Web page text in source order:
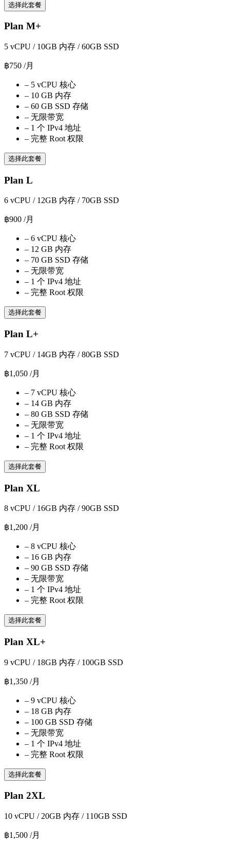
选择此套餐
Plan M+
5 vCPU / 10GB 内存 / 60GB SSD
฿750 /月
– 5 vCPU 核心
– 10 GB 内存
– 60 GB SSD 存储
– 无限带宽
– 1 个 IPv4 地址
– 完整 Root 权限
选择此套餐
Plan L
6 vCPU / 12GB 内存 / 70GB SSD
฿900 /月
– 6 vCPU 核心
– 12 GB 内存
– 70 GB SSD 存储
– 无限带宽
– 1 个 IPv4 地址
– 完整 Root 权限
选择此套餐
Plan L+
7 vCPU / 14GB 内存 / 80GB SSD
฿1,050 /月
– 7 vCPU 核心
– 14 GB 内存
– 80 GB SSD 存储
– 无限带宽
– 1 个 IPv4 地址
– 完整 Root 权限
选择此套餐
Plan XL
8 vCPU / 16GB 内存 / 90GB SSD
฿1,200 /月
– 8 vCPU 核心
– 16 GB 内存
– 90 GB SSD 存储
– 无限带宽
– 1 个 IPv4 地址
– 完整 Root 权限
选择此套餐
Plan XL+
9 vCPU / 18GB 内存 / 100GB SSD
฿1,350 /月
– 9 vCPU 核心
– 18 GB 内存
– 100 GB SSD 存储
– 无限带宽
– 1 个 IPv4 地址
– 完整 Root 权限
选择此套餐
Plan 2XL
10 vCPU / 20GB 内存 / 110GB SSD
฿1,500 /月